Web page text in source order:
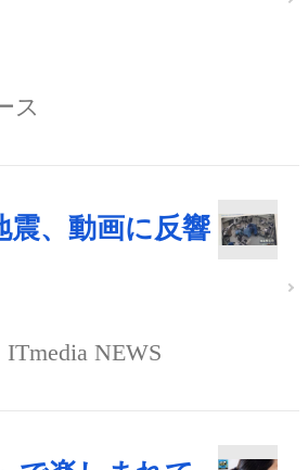
ス
震、動画に反響
ITmedia NEWS